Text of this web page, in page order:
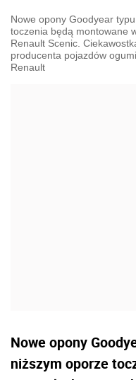
Nowe opony Goodyear
toczenia będą montowane
Renault Scenic.
producenta pojazdów
Renault
Nowe opony
niższym oporze